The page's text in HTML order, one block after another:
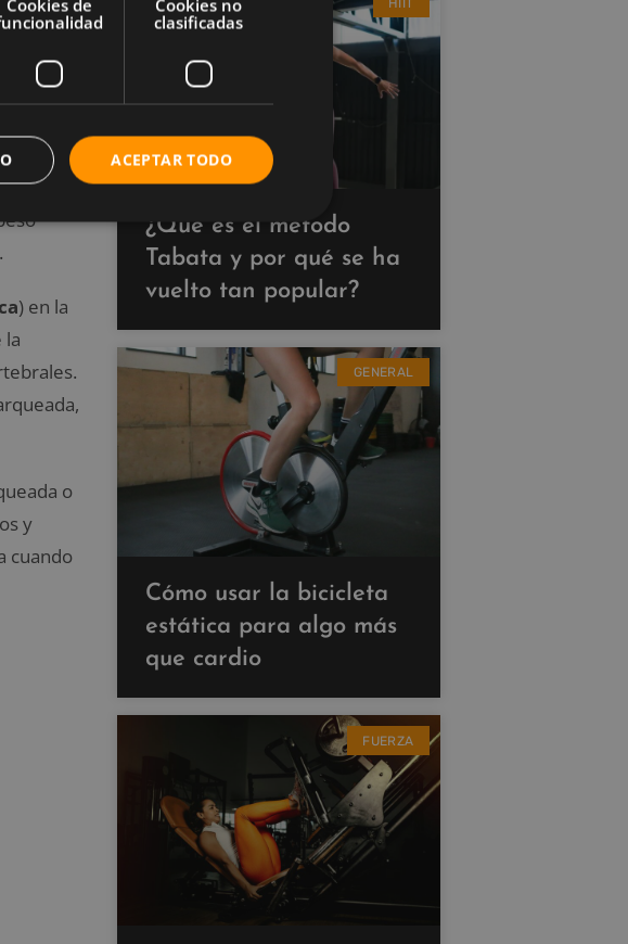
las
los
) en la
la
o
y
cuando
HIIT
¿Qué es el método
Tabata y por qué se ha
vuelto tan popular?
GENERAL
Cómo usar la bicicleta
estática para algo más
que cardio
FUERZA
Cookies de
Cookies no
clasificadas
ACEPTAR TODO